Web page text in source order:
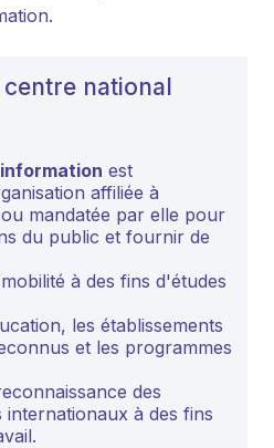
national
est
affiliée à
mandatée par elle pour
du public et fournir de
à des fins d'études
les établissements
et les programmes
des
internationaux à des fins